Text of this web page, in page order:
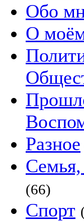
Обо
О
Разное
(66)
Спорт